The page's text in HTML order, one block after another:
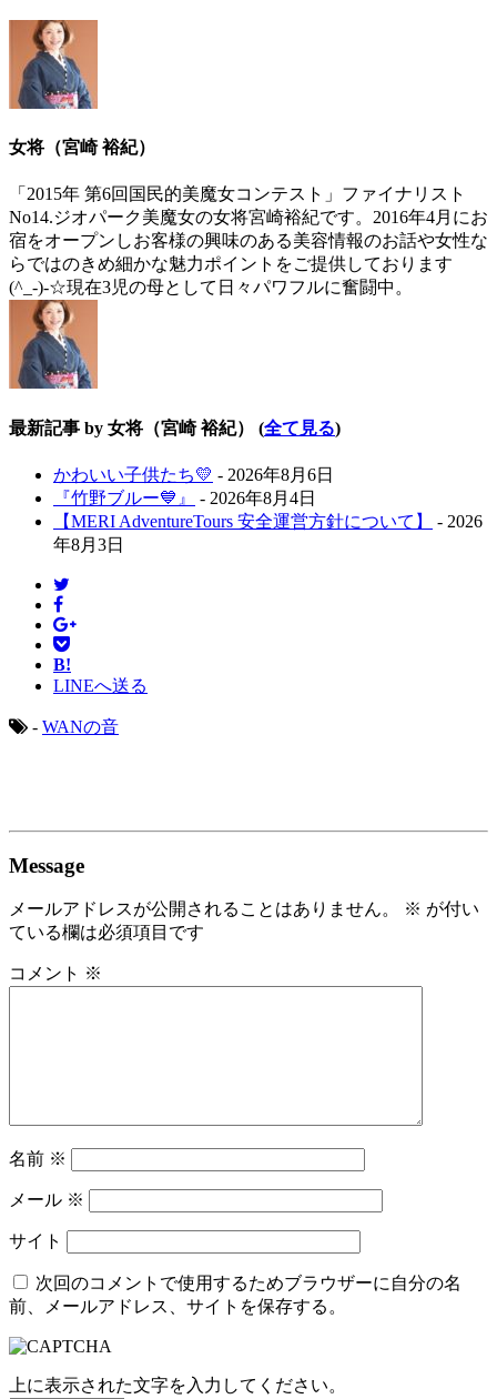
tabs
change
content
below.
女将（宮崎 裕紀）
「2015年 第6回国民的美魔女コンテスト」ファイナリスト
No14.ジオパーク美魔女の女将宮崎裕紀です。2016年4月にお
宿をオープンしお客様の興味のある美容情報のお話や女性な
らではのきめ細かな魅力ポイントをご提供しております
(^_-)-☆現在3児の母として日々パワフルに奮闘中。
最新記事 by 女将（宮崎 裕紀） (全て見る)
かわいい子供たち💛 - 2026年8月6日
『竹野ブルー💙』
- 2026年8月4日
【MERI AdventureTours 安全運営方針について】
- 2026
年8月3日
B!
LINEへ送る
- WANの音
Message
メールアドレスが公開されることはありません。 ※ が付い
ている欄は必須項目です
コメント ※
名前 ※
メール ※
サイト
次回のコメントで使用するためブラウザーに自分の名
前、メールアドレス、サイトを保存する。
上に表示された文字を入力してください。